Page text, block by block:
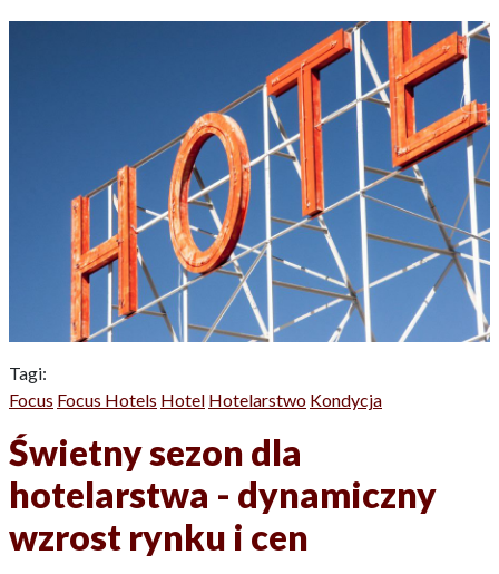
Tagi:
Focus Focus Hotels Hotel Hotelarstwo Kondycja
Świetny sezon dla
hotelarstwa - dynamiczny
wzrost rynku i cen